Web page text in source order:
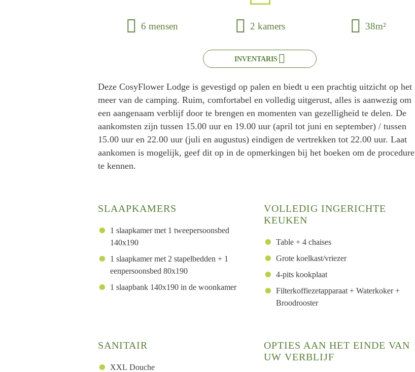
6 mensen 2 kamers 38m²
INVENTARIS
Deze CosyFlower Lodge is gevestigd op palen en biedt u een prachtig uitzicht op het
meer van de camping. Ruim, comfortabel en volledig uitgerust, alles is aanwezig om
een aangenaam verblijf door te brengen en momenten van gezelligheid te delen. De
aankomsten zijn tussen 15.00 uur en 19.00 uur (april tot juni en september) / tussen
15.00 uur en 22.00 uur (juli en augustus) eindigen de vertrekken tot 22.00 uur. Laat
aankomen is mogelijk, geef dit op in de opmerkingen bij het boeken om de procedure
te kennen.
SLAAPKAMERS
1 slaapkamer met 1 tweepersoonsbed
140x190
1 slaapkamer met 2 stapelbedden + 1
eenpersoonsbed 80x190
1 slaapbank 140x190 in de woonkamer
VOLLEDIG INGERICHTE
KEUKEN
Table + 4 chaises
Grote koelkast/vriezer
4-pits kookplaat
Filterkoffiezetapparaat + Waterkoker +
Broodrooster
SANITAIR
XXL Douche
OPTIES AAN HET EINDE VAN
UW VERBLIJF